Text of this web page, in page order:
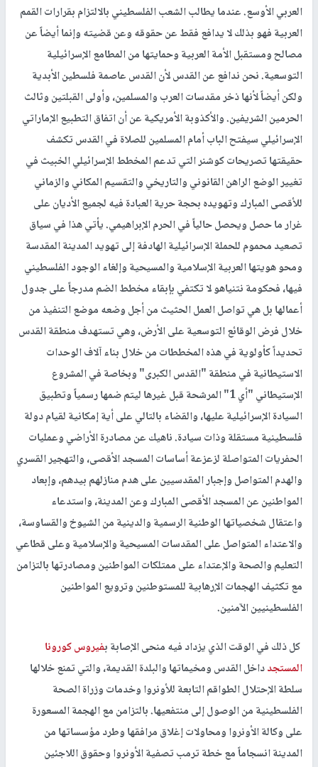
العربي الأوسع. عندما يطالب الشعب الفلسطيني بالالتزام بقرارات القمم
العربية فهو بذلك لا يدافع فقط عن حقوقه وعن قضيته وإنما أيضاً عن
مصالح ومستقبل الأمة العربية وحمايتها من المطامع الإسرائيلية
التوسعية. نحن ندافع عن القدس لأن القدس عاصمة فلسطين الأبدية
ولكن أيضاً لأنها ذخر مقدسات العرب والمسلمين، وأولى القبلتين وثالث
الحرمين الشريفين. والأكذوبة الأمريكية عن أن اتفاق التطبيع الإماراتي
الإسرائيلي سيفتح الباب أمام المسلمين للصلاة في القدس تكشف
حقيقتها تصريحات كوشنر التي تدعم المخطط الإسرائيلي الخبيث في
تغيير الوضع الراهن القانوني والتاريخي والتقسيم المكاني والزماني
للأقصى المبارك وتهويده بحجة حرية العبادة فيه لجميع الأديان على
غرار ما حصل ويحصل حالياً في الحرم الإبراهيمي. يأتي هذا في سياق
تصعيد محموم للحملة الإسرائيلية الهادفة إلى تهويد المدينة المقدسة
ومحو هويتها العربية الإسلامية والمسيحية وإلغاء الوجود الفلسطيني
فيها، فحكومة نتنياهو لا تكتفي بإبقاء مخطط الضم مدرجاً على جدول
أعمالها بل هي تواصل العمل الحثيث من أجل وضعه موضع التنفيذ من
خلال فرض الوقائع التوسعية على الأرض، وهي تستهدف منطقة القدس
تحديداً كأولوية في هذه المخططات من خلال بناء آلاف الوحدات
الاستيطانية في منطقة "القدس الكبرى" وبخاصة في المشروع
الإستيطاني "أي 1" المرشحة قبل غيرها ليتم ضمها رسمياً وتطبيق
السيادة الإسرائيلية عليها، والقضاء بالتالي على أية إمكانية لقيام دولة
فلسطينية مستقلة وذات سيادة. ناهيك عن مصادرة الأراضي وعمليات
الحفريات المتواصلة لزعزعة أساسات المسجد الأقصى، والتهجير القسري
والهدم المتواصل وإجبار المقدسيين على هدم منازلهم بيدهم، وإبعاد
المواطنين عن المسجد الأقصى المبارك وعن المدينة، واستدعاء
واعتقال شخصياتها الوطنية الرسمية والدينية من الشيوخ والقساوسة،
والاعتداء المتواصل على المقدسات المسيحية والإسلامية وعلى قطاعي
التعليم والصحة والإعتداء على ممتلكات المواطنين ومصادرتها بالتزامن
مع تكثيف الهجمات الإرهابية للمستوطنين وترويع المواطنين
الفلسطينيين الآمنين.
كل ذلك في الوقت الذي يزداد فيه منحى الإصابة بفيروس كورونا
المستجدداخل القدس ومخيماتها والبلدة القديمة، والتي تمنع خلالها
سلطة الإحتلال الطواقم التابعة للأونروا وخدمات وزراة الصحة
الفلسطينية من الوصول إلى منتفعيها. بالتزامن مع الهجمة المسعورة
على وكالة الأونروا ومحاولات إغلاق مرافقها وطرد مؤسساتها من
المدينة انسجاماً مع خطة ترمب تصفية الأونروا وحقوق اللاجئين